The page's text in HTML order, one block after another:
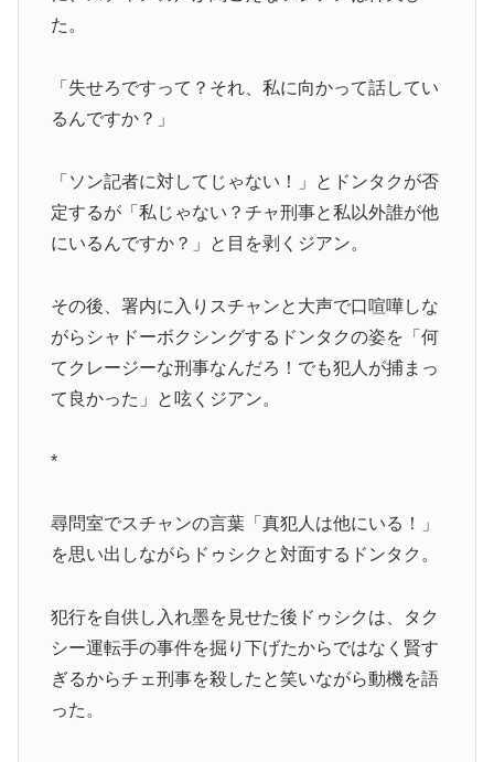
た。
「失せろですって？それ、私に向かって話してい
るんですか？」
「ソン記者に対してじゃない！」とドンタクが否
定するが「私じゃない？チャ刑事と私以外誰が他
にいるんですか？」と目を剥くジアン。
その後、署内に入りスチャンと大声で口喧嘩しな
がらシャドーボクシングするドンタクの姿を「何
てクレージーな刑事なんだろ！でも犯人が捕まっ
て良かった」と呟くジアン。
*
尋問室でスチャンの言葉「真犯人は他にいる！」
を思い出しながらドゥシクと対面するドンタク。
犯行を自供し入れ墨を見せた後ドゥシクは、タク
シー運転手の事件を掘り下げたからではなく賢す
ぎるからチェ刑事を殺したと笑いながら動機を語
った。